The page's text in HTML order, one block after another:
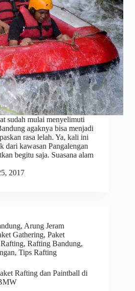
sudah mulai menyelimuti
agaknya bisa menjadi
rasa lelah. Ya, kali ini
dari kawasan Pangalengan
begitu saja. Suasana alam
2017
, Arung Jeram
Gathering, Paket
, Rafting Bandung,
, Tips Rafting
Rafting dan Paintball di